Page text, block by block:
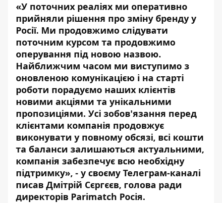
«У поточних реаліях ми оперативно
прийняли рішення про зміну бренду у
Росії. Ми продовжимо слідувати
поточним курсом та продовжимо
оперування під новою назвою.
Найближчим часом ми виступимо з
оновленою комунікацією і на старті
роботи порадуємо наших клієнтів
новими акціями та унікальними
пропозиціями. Усі зобов'язання перед
клієнтами компанія продовжує
виконувати у повному обсязі, всі кошти
та баланси залишаються актуальними,
компанія забезпечує всю необхідну
підтримку», - у своєму Телеграм-каналі
писав Дмітрій Сєргєєв, голова ради
директорів Parimatch Росія.